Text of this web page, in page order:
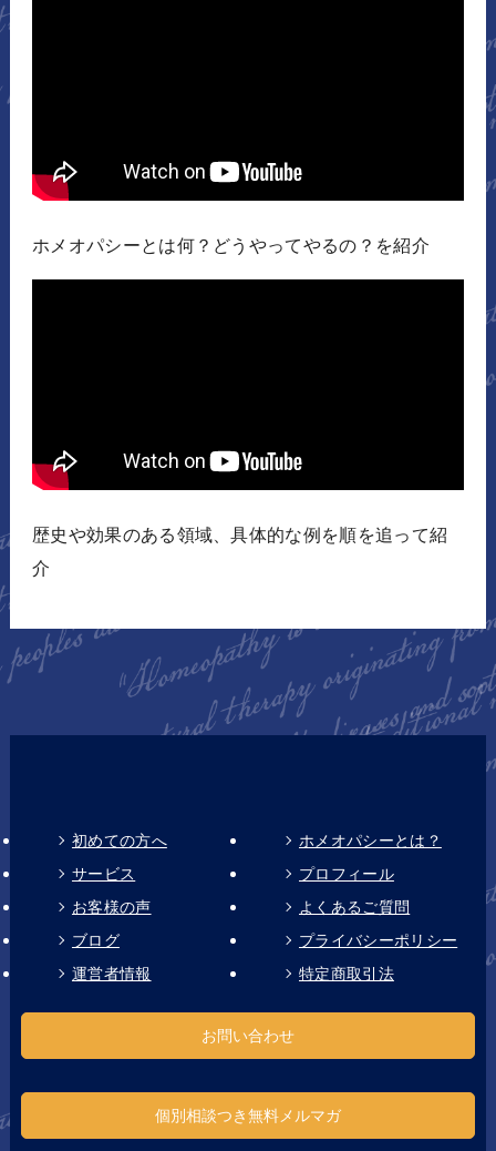
ホメオパシーとは何？どうやってやるの？を紹介
歴史や効果のある領域、具体的な例を順を追って紹
介
初めての方へ
ホメオパシーとは？
サービス
プロフィール
お客様の声
よくあるご質問
ブログ
プライバシーポリシー
運営者情報
特定商取引法
お問い合わせ
個別相談つき無料メルマガ